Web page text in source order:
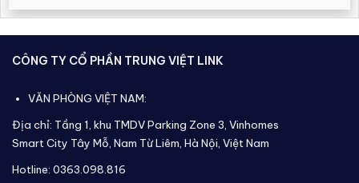
CÔNG TY CỔ PHẦN TRUNG VIỆT LINK
VĂN PHÒNG VIỆT NAM:
Địa chỉ: Tầng 1, khu TMDV Parking Zone 3, Vinhomes
Smart City Tây Mỗ, Nam Từ Liêm, Hà Nội, Việt Nam
Hotline: 0363.098.816